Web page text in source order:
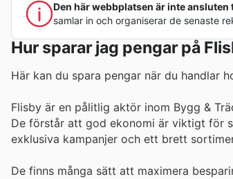
Den här webbplatsen är inte
samlar in och organiserar de senaste
Hur sparar jag pengar på
Här kan du spara pengar när du handlar
Flisby är en pålitlig aktör inom Bygg &
De förstår att god ekonomi är viktigt för
exklusiva kampanjer och ett brett
De finns många sätt att maximera